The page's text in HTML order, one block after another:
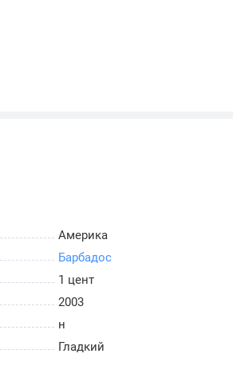
Америка
Барбадос
1 цент
2003
н
Гладкий